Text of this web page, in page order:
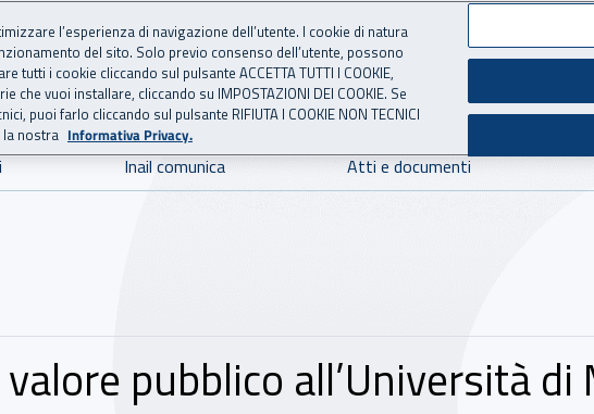
per l'Assicurazione
Inail comunica Atti e documenti
valore pubblico all’Università
l’esperienza di navigazione dell’utente. I cookie di natura
del sito. Solo previo consenso dell’utente, possono
i cookie cliccando sul pulsante ACCETTA TUTTI I COOKIE,
vuoi installare, cliccando su IMPOSTAZIONI DEI COOKIE. Se
puoi farlo cliccando sul pulsante RIFIUTA I COOKIE NON TECNICI
la nostra Informativa Privacy.